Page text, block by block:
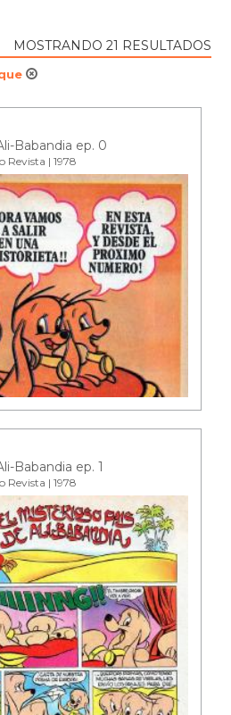
MOSTRANDO 21 RESULTADOS
Babandia ep. 0
Revista | 1978
Babandia ep. 1
Revista | 1978